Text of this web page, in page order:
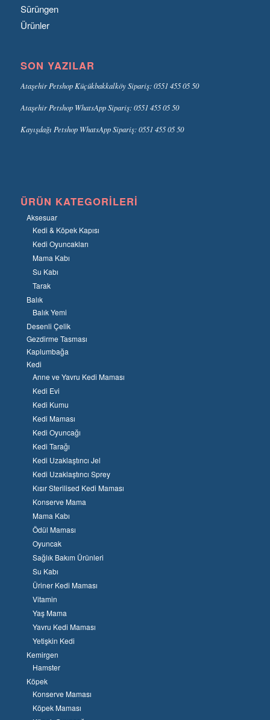
Sürüngen
Ürünler
SON YAZILAR
Ataşehir Petshop Küçükbakkalköy Sipariş: 0551 455 05 50
Ataşehir Petshop WhatsApp Sipariş: 0551 455 05 50
Kayışdağı Petshop WhatsApp Sipariş: 0551 455 05 50
ÜRÜN KATEGORILERI
Aksesuar
Kedi & Köpek Kapısı
Kedi Oyuncakları
Mama Kabı
Su Kabı
Tarak
Balık
Balık Yemi
Desenli Çelik
Gezdirme Tasması
Kaplumbağa
Kedi
Anne ve Yavru Kedi Maması
Kedi Evi
Kedi Kumu
Kedi Maması
Kedi Oyuncağı
Kedi Tarağı
Kedi Uzaklaştırıcı Jel
Kedi Uzaklaştırıcı Sprey
Kısır Sterilised Kedi Maması
Konserve Mama
Mama Kabı
Ödül Maması
Oyuncak
Sağlık Bakım Ürünleri
Su Kabı
Üriner Kedi Maması
Vitamin
Yaş Mama
Yavru Kedi Maması
Yetişkin Kedi
Kemirgen
Hamster
Köpek
Konserve Maması
Köpek Maması